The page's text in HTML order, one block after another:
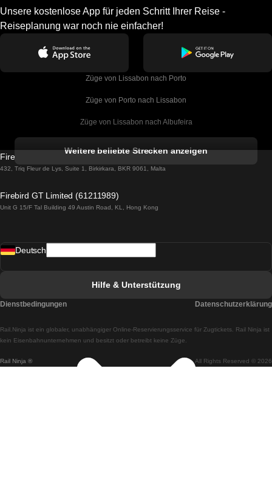
Unsere kostenlose App für jeden Schritt Ihrer Reise -
Reiseplanung war noch nie einfacher!
Züge von Lissabon nach Porto
Züge von Porto nach Lissabon
Züge von Lissabon nach Albufeira
Züge von Lissabon nach Lagos
Züge von Lissabon nach Madrid
Züge von Lissabon nach Braga
Züge von Braga nach Lissabon
Weitere beliebte Strecken anzeigen
Firebird GT Limited (OC 1451)
432, Triq Fleur de Lys, Suite 1, Birkirkara, BKR 9061, Malta
Firebird GT Limited (61211989)
Unit G 15/F Tal Building 49 Austin Road, KL, Hong Kong
Rail Ninja ® All Rights Reserved © 2026
Rail.Ninja ist ein globaler, unabhängiger Online-Reservierungsservice für Zugtickets. Rail Ninja ist
kein Eisenbahnunternehmen und besitzt oder betreibt keine Züge.
Deutsch
Hilfe & Unterstützung
Dienstbedingungen Datenschutzerklärung